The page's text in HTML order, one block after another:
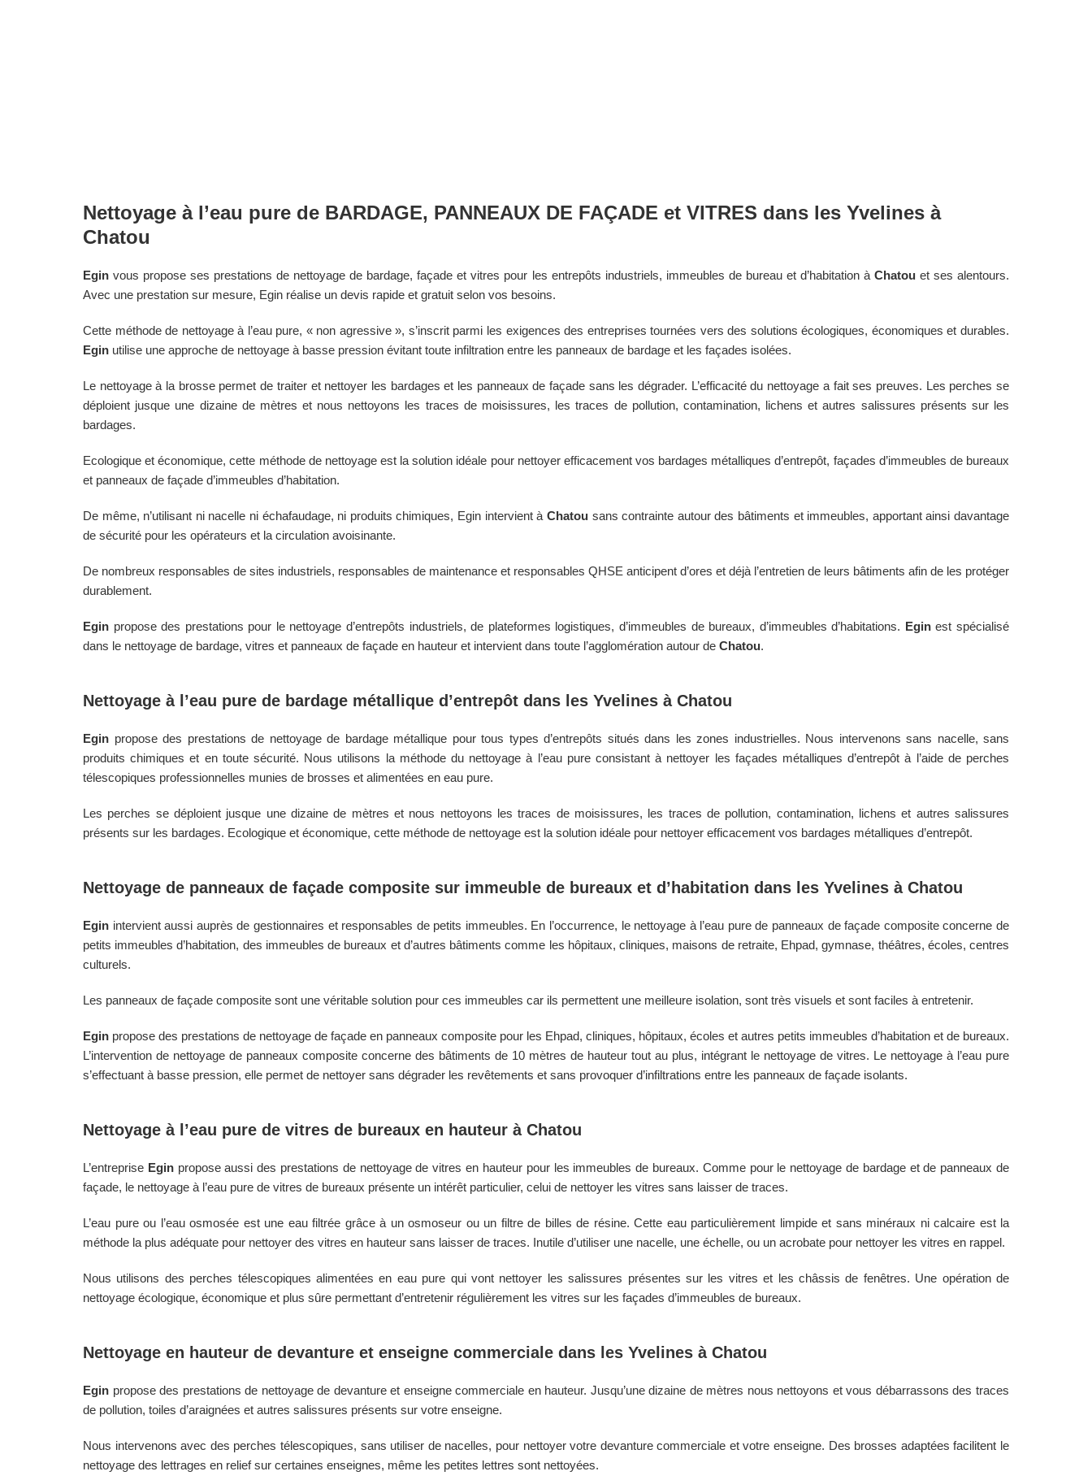
Nettoyage à l’eau pure de BARDAGE, PANNEAUX DE FAÇADE et VITRES dans les Yvelines à
Chatou
Egin vous propose ses prestations de nettoyage de bardage, façade et vitres pour les entrepôts industriels, immeubles de bureau et d’habitation à Chatouet ses alentours.
Avec une prestation sur mesure, Egin réalise un devis rapide et gratuit selon vos besoins.
Cette méthode de nettoyage à l’eau pure, « non agressive », s’inscrit parmi les exigences des entreprises tournées vers des solutions écologiques, économiques et durables.
Egin utilise une approche de nettoyage à basse pression évitant toute infiltration entre les panneaux de bardage et les façades isolées.
Le nettoyage à la brosse permet de traiter et nettoyer les bardages et les panneaux de façade sans les dégrader. L’efficacité du nettoyage a fait ses preuves. Les perches se
déploient jusque une dizaine de mètres et nous nettoyons les traces de moisissures, les traces de pollution, contamination, lichens et autres salissures présents sur les
bardages.
Ecologique et économique, cette méthode de nettoyage est la solution idéale pour nettoyer efficacement vos bardages métalliques d’entrepôt, façades d’immeubles de bureaux
et panneaux de façade d’immeubles d’habitation.
De même, n’utilisant ni nacelle ni échafaudage, ni produits chimiques, Egin intervient à Chatousans contrainte autour des bâtiments et immeubles, apportant ainsi davantage
de sécurité pour les opérateurs et la circulation avoisinante.
De nombreux responsables de sites industriels, responsables de maintenance et responsables QHSE anticipent d’ores et déjà l’entretien de leurs bâtiments afin de les protéger
durablement.
Egin propose des prestations pour le nettoyage d’entrepôts industriels, de plateformes logistiques, d’immeubles de bureaux, d’immeubles d’habitations. Eginest spécialisé
dans le nettoyage de bardage, vitres et panneaux de façade en hauteur et intervient dans toute l’agglomération autour de Chatou.
Nettoyage à l’eau pure de bardage métallique d’entrepôt dans les Yvelines à Chatou
Egin propose des prestations de nettoyage de bardage métallique pour tous types d’entrepôts situés dans les zones industrielles. Nous intervenons sans nacelle, sans
produits chimiques et en toute sécurité. Nous utilisons la méthode du nettoyage à l’eau pure consistant à nettoyer les façades métalliques d’entrepôt à l’aide de perches
télescopiques professionnelles munies de brosses et alimentées en eau pure.
Les perches se déploient jusque une dizaine de mètres et nous nettoyons les traces de moisissures, les traces de pollution, contamination, lichens et autres salissures
présents sur les bardages. Ecologique et économique, cette méthode de nettoyage est la solution idéale pour nettoyer efficacement vos bardages métalliques d’entrepôt.
Nettoyage de panneaux de façade composite sur immeuble de bureaux et d’habitation dans les Yvelines à Chatou
Egin intervient aussi auprès de gestionnaires et responsables de petits immeubles. En l’occurrence, le nettoyage à l’eau pure de panneaux de façade composite concerne de
petits immeubles d’habitation, des immeubles de bureaux et d’autres bâtiments comme les hôpitaux, cliniques, maisons de retraite, Ehpad, gymnase, théâtres, écoles, centres
culturels.
Les panneaux de façade composite sont une véritable solution pour ces immeubles car ils permettent une meilleure isolation, sont très visuels et sont faciles à entretenir.
Egin propose des prestations de nettoyage de façade en panneaux composite pour les Ehpad, cliniques, hôpitaux, écoles et autres petits immeubles d’habitation et de bureaux.
L’intervention de nettoyage de panneaux composite concerne des bâtiments de 10 mètres de hauteur tout au plus, intégrant le nettoyage de vitres. Le nettoyage à l’eau pure
s’effectuant à basse pression, elle permet de nettoyer sans dégrader les revêtements et sans provoquer d’infiltrations entre les panneaux de façade isolants.
Nettoyage à l’eau pure de vitres de bureaux en hauteur à Chatou
L’entreprise Eginpropose aussi des prestations de nettoyage de vitres en hauteur pour les immeubles de bureaux. Comme pour le nettoyage de bardage et de panneaux de
façade, le nettoyage à l’eau pure de vitres de bureaux présente un intérêt particulier, celui de nettoyer les vitres sans laisser de traces.
L’eau pure ou l’eau osmosée est une eau filtrée grâce à un osmoseur ou un filtre de billes de résine. Cette eau particulièrement limpide et sans minéraux ni calcaire est la
méthode la plus adéquate pour nettoyer des vitres en hauteur sans laisser de traces. Inutile d’utiliser une nacelle, une échelle, ou un acrobate pour nettoyer les vitres en rappel.
Nous utilisons des perches télescopiques alimentées en eau pure qui vont nettoyer les salissures présentes sur les vitres et les châssis de fenêtres. Une opération de
nettoyage écologique, économique et plus sûre permettant d’entretenir régulièrement les vitres sur les façades d’immeubles de bureaux.
Nettoyage en hauteur de devanture et enseigne commerciale dans les Yvelines à Chatou
Egin propose des prestations de nettoyage de devanture et enseigne commerciale en hauteur. Jusqu’une dizaine de mètres nous nettoyons et vous débarrassons des traces
de pollution, toiles d’araignées et autres salissures présents sur votre enseigne.
Nous intervenons avec des perches télescopiques, sans utiliser de nacelles, pour nettoyer votre devanture commerciale et votre enseigne. Des brosses adaptées facilitent le
nettoyage des lettrages en relief sur certaines enseignes, même les petites lettres sont nettoyées.